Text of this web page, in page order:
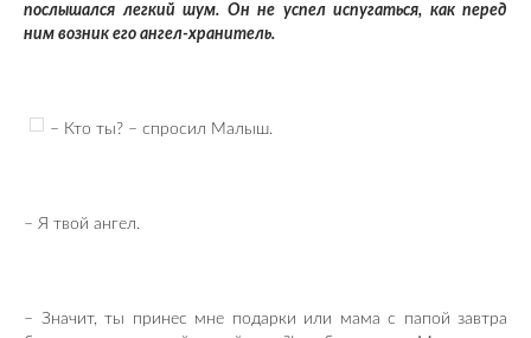
послышался легкий шум. Он не успел испугаться, как перед
ним возник его ангел-хранитель.
– Кто ты? – спросил Малыш.
– Я твой ангел.
– Значит, ты принес мне подарки или мама с папой завтра